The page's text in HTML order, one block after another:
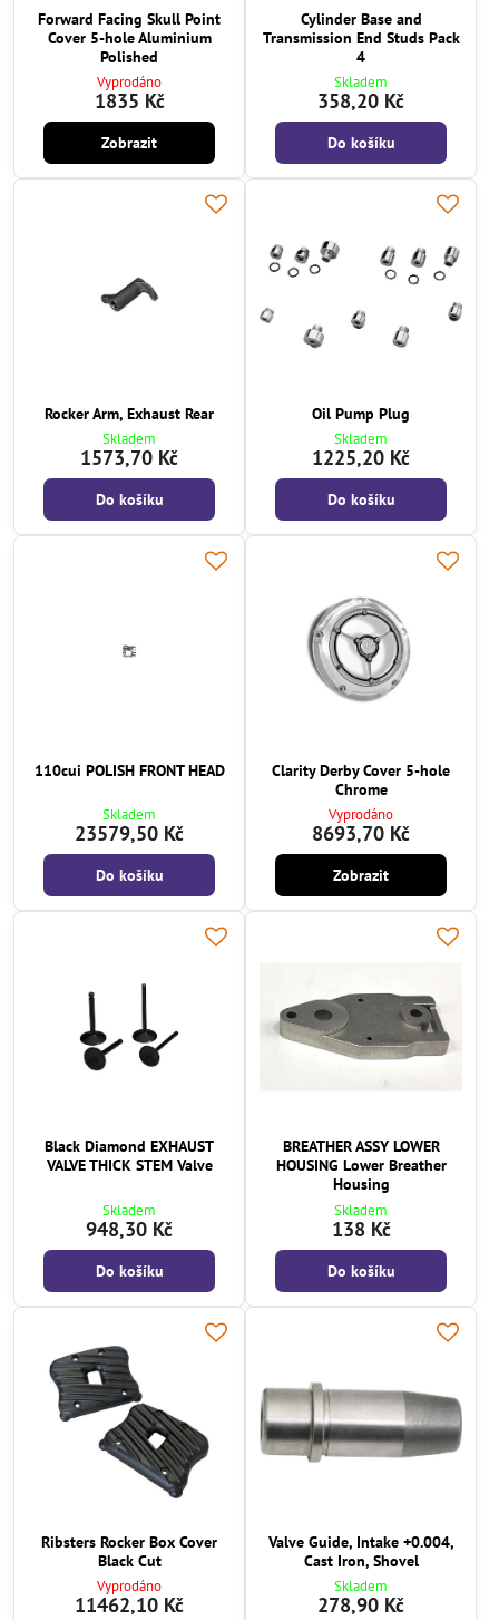
Forward Facing Skull Point
Cover 5-hole Aluminium
Polished
Vyprodáno
1835 Kč
Zobrazit
Cylinder Base and
Transmission End Studs Pack
4
Skladem
358,20 Kč
Do košíku
Rocker Arm, Exhaust Rear
Skladem
1573,70 Kč
Do košíku
Oil Pump Plug
Skladem
1225,20 Kč
Do košíku
110cui POLISH FRONT HEAD
Skladem
23579,50 Kč
Do košíku
Clarity Derby Cover 5-hole
Chrome
Vyprodáno
8693,70 Kč
Zobrazit
Black Diamond EXHAUST
VALVE THICK STEM Valve
Skladem
948,30 Kč
Do košíku
BREATHER ASSY LOWER
HOUSING Lower Breather
Housing
Skladem
138 Kč
Do košíku
Ribsters Rocker Box Cover
Black Cut
Vyprodáno
11462,10 Kč
Valve Guide, Intake +0.004,
Cast Iron, Shovel
Skladem
278,90 Kč